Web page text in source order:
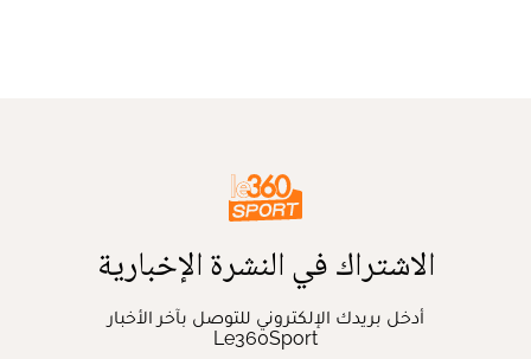
الاشتراك في النشرة الإخبارية
أدخل بريدك الإلكتروني للتوصل بآخر الأخبار
Le360Sport